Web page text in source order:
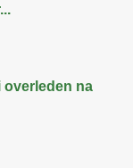
overleden na